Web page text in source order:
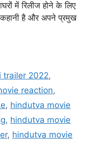
में रिलीज होने के लिए
है और अपने प्रमुख
trailer 2022,
reaction,
, hindutva movie
, hindutva movie
, hindutva movie